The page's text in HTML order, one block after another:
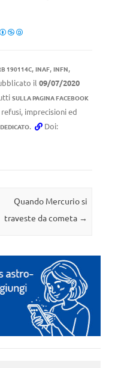
190114C, INAF, INFN,
il 09/07/2020
SULLA PAGINA FACEBOOK
imprecisioni ed
. Doi:
Quando Mercurio si
traveste da cometa →